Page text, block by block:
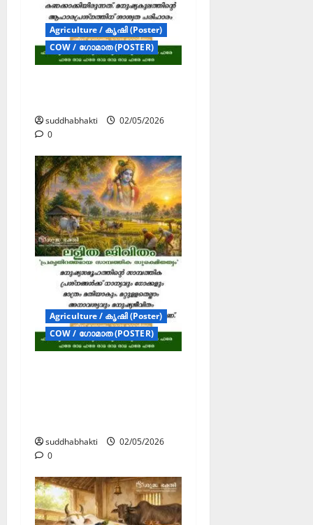
Agriculture / കൃഷി (Poster)
COW / ഗോമാത (POSTER)
suddhabhakti
02/05/2026
0
Agriculture / കൃഷി (Poster)
COW / ഗോമാത (POSTER)
suddhabhakti
02/05/2026
0